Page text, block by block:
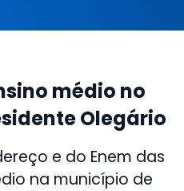
médio no
Olegário
e do Enem das
na município de